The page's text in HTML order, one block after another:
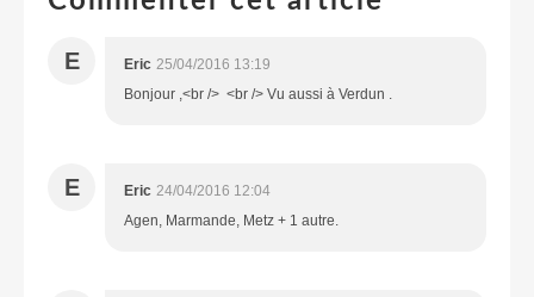
E Eric 25/04/2016 13:19
Bonjour ,<br /> <br /> Vu aussi à Verdun .
E Eric 24/04/2016 12:04
Agen, Marmande, Metz + 1 autre.